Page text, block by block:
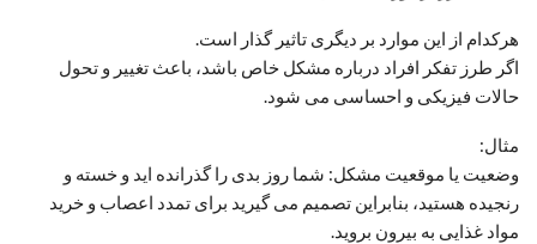
هرکدام از این موارد بر دیگری تاثیر گذار است.
اگر طرز تفکر افراد درباره مشکل خاص باشد، باعث تغییر و تحول
حالات فیزیکی و احساسی می شود.
مثال:
وضعیت یا موقعیت مشکل: شما روز بدی را گذرانده اید و خسته و
رنجیده هستید، بنابراین تصمیم می گیرید برای تمدد اعصاب و خرید
مواد غذایی به بیرون بروید.